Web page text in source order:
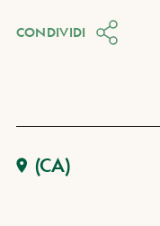
CONDIVIDI
(CA)